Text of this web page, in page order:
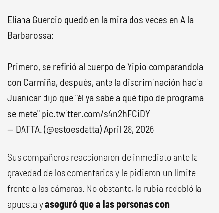
Eliana Guercio quedó en la mira dos veces en A la
Barbarossa:
Primero, se refirió al cuerpo de Yipio comparandola
con Carmiña, después, ante la discriminación hacia
Juanicar dijo que "él ya sabe a qué tipo de programa
se mete" pic.twitter.com/s4n2hFCiDY
— DATTA. (@estoesdatta)April 28, 2026
Sus compañeros reaccionaron de inmediato ante la
gravedad de los comentarios y le pidieron un límite
frente a las cámaras. No obstante, la rubia redobló la
apuesta yaseguró que a las personas con